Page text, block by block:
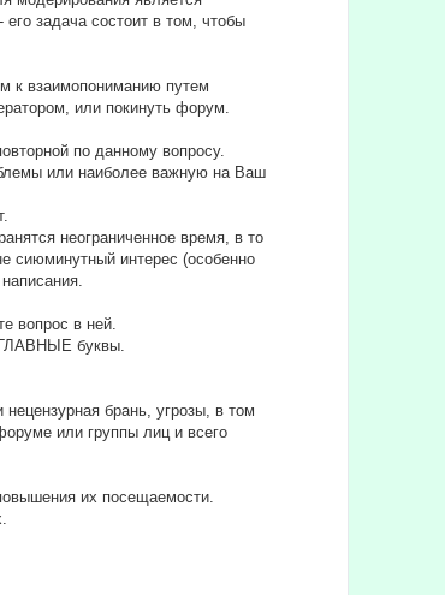
задача состоит в том, чтобы
к взаимопониманию путем
или покинуть форум.
по данному вопросу.
или наиболее важную на Ваш
неограниченное время, в то
сиюминутный интерес (особенно
вопрос в ней.
буквы.
брань, угрозы, в том
или группы лиц и всего
их посещаемости.